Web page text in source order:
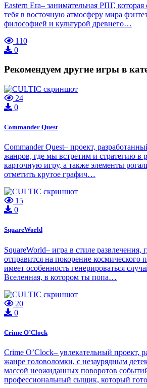
Eastern Era– занимательная РПГ,
тебя в восточную атмосферу мира
философией и культурой древнего…
110
0
Рекомендуем другие игры в
24
0
Commander Quest
Commander Quest– проект,
жанров, где мы встретим и стратегию в
карточную игру, а также элементы
отметить крутое графич…
15
0
SquareWorld
SquareWorld– игра в стиле развлечения,
отправится на покорение космического
имеет особенность генерироваться
Вселенная, в котором ты попа…
20
0
Crime O’Clock
Crime O’Clock– увлекательный проект,
жанре головоломки, с незаурядным
массой неожиданных поворотов
профессиональный сыщик, который